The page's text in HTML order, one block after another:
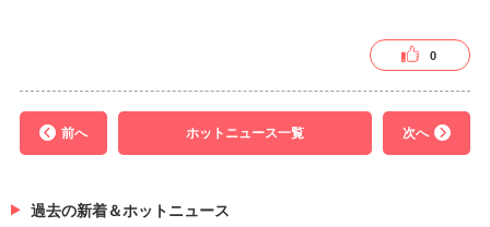
0
前へ ホットニュース一覧 次へ
過去の新着＆ホットニュース